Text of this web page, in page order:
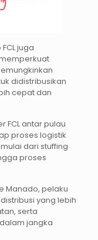
juga
didistribusikan
cepat dan
FCL antar pulau
proses logistik
dari stuffing
proses
Manado, pelaku
yang lebih
serta
jangka